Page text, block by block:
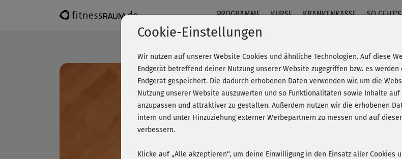
PROGRAMME KURSE KRANKENKASSE SO GEHT'S
Cookie-Einstellungen
Wir nutzen auf unserer Website Cookies und ähnliche Technologien. Auf diese
Endgerät betreffend deiner Nutzung unserer Website zugegriffen bzw. es
Endgerät gespeichert. Die dadurch erhobenen Daten verwenden wir, um die
Nutzung unserer Website auszuwerten und so Funktionalitäten sowie Inhalte
anzupassen und attraktiver zu gestalten. Außerdem nutzen wir die erhobenen
intern und unter Hinzuziehung externer Werbepartnern zu messen und auf
verbessern.
Klicke auf „Alle akzeptieren“, um deine Einwilligung in den Einsatz aller Cookies